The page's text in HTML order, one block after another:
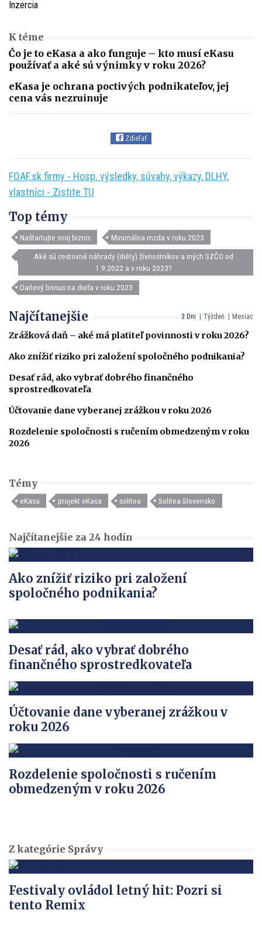
Inzercia
K téme
Čo je to eKasa a ako funguje – kto musí eKasu
používať a aké sú výnimky v roku 2026?
eKasa je ochrana poctivých podnikateľov, jej
cena vás nezruinuje
Zdieľať
FOAF.sk firmy - Hosp. výsledky, súvahy, výkazy, DLHY,
vlastníci - Zistite TU
Top témy
Naštartujte svoj biznis Minimálna mzda v roku 2023
Aké sú cestovné náhrady (diéty) živnostníkov a iných SZČO od
1.9.2022 a v roku 2023?
Daňový bonus na dieťa v roku 2023
3 Dni Týždeň Mesiac
Najčítanejšie
Zrážková daň – aké má platiteľ povinnosti v roku 2026?
Ako znížiť riziko pri založení spoločného podnikania?
Desať rád, ako vybrať dobrého finančného
sprostredkovateľa
Účtovanie dane vyberanej zrážkou v roku 2026
Rozdelenie spoločnosti s ručením obmedzeným v roku
2026
Témy
eKasa projekt eKasa solitea Solitea Slovensko
Najčítanejšie za 24 hodín
Ako znížiť riziko pri založení
spoločného podnikania?
Desať rád, ako vybrať dobrého
finančného sprostredkovateľa
Účtovanie dane vyberanej zrážkou v
roku 2026
Rozdelenie spoločnosti s ručením
obmedzeným v roku 2026
Z kategórie Správy
Festivaly ovládol letný hit: Pozri si
tento Remix